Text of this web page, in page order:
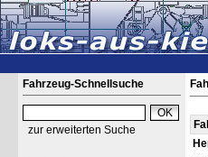
Fahrzeug-Schnellsuche
zur erweiterten Suche